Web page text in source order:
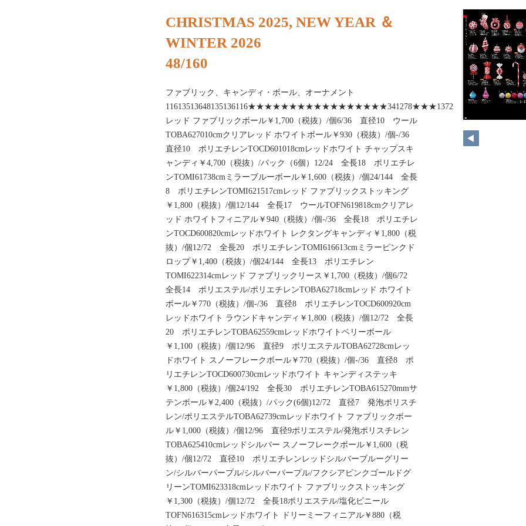
48
CHRISTMAS 2025, NEW YEAR ＆
WINTER 2026
48/160
ファブリック、キャンディ・ボール、オーナメント
11613513648135136116★★★★★★★★★★★★★★★★★341278★★★137248TOBA618310cm
レッド ファブリックボール￥1,700（税抜）/個6/36 直径10 ウール
TOBA627010cmクリアレッド ホワイトボール￥930（税抜）/個-/36
直径10 ポリエチレンTOCD601018cmレッドホワイト チャップスキ
ャンディ￥4,700（税抜）/パック（6個）12/24 全長18 ポリエチレ
ンTOMI61738cmミラーブルーボール￥1,600（税抜）/個24/144 全長
8 ポリエチレンTOMI621517cmレッド ファブリックストッキング
￥1,800（税抜）/個12/144 全長17 ウールTOFN619818cmクリアレ
ッド ホワイトフィニアル￥940（税抜）/個-/36 全長18 ポリエチレ
ンTOCD600820cmレッドホワイト レクタングキャンディ￥1,800（税
抜）/個12/72 全長20 ポリエチレンTOMI616613cmミラーピンクド
ロップ￥1,400（税抜）/個24/144 全長13 ポリエチレン
TOMI622314cmレッド ファブリックリース￥1,700（税抜）/個6/72
全長14 ポリエステル/ポリエチレンTOBA62718cmレッド ホワイト
ボール￥770（税抜）/個-/36 直径8 ポリエチレンTOCD600920cm
レッドホワイト ラウンドキャンディ￥1,800（税抜）/個12/72 全長
20 ポリエチレンTOBA62559cmレッドホワイトベリーボール
￥1,100（税抜）/個12/96 直径9 ポリエステルTOBA62728cmレッ
ドホワイト スノーフレークボール￥770（税抜）/個-/36 直径8 ポ
リエチレンTOCD600730cmレッドホワイト キャンディステッキ
￥1,800（税抜）/個24/192 全長30 ポリエチレンTOBA615270mmサ
テンボール￥2,400（税抜）/パック(6個)12/72 直径7 発泡ポリスチ
レン/ポリエステルTOBA62739cmレッドホワイト ファブリックボー
ル￥1,000（税抜）/個12/96 直径9ポリエステル/発泡ポリスチレン
TOBA625410cmレッドシルバー スノーフレークボール￥1,600（税
抜）/個12/72 直径10 ポリエチレンレッドシルバーブルーグリー
ン/シルバーパープル/シルバーパープル/フクシアピンクゴールドグ
リーンTOMI623318cmレッドホワイト ファブリックストッキング
￥1,300（税抜）/個12/72 全長18ポリエステル/塩化ビニール
TOFN616315cmレッドホワイト ドリーミーフィニアル￥880（税